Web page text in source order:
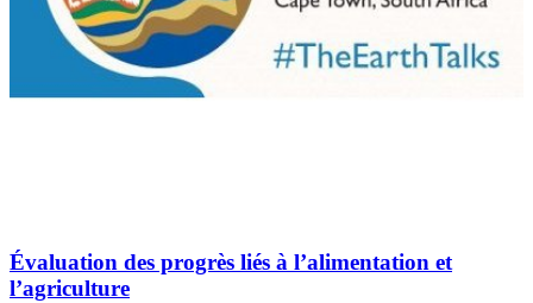
Évaluation des progrès liés à l’alimentation et
l’agriculture